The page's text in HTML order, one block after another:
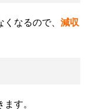
なるので、 減収
ます。